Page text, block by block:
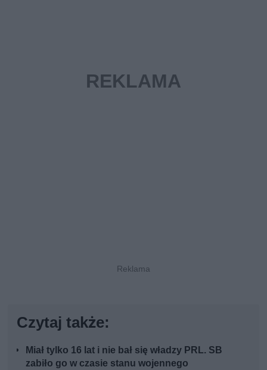
Czytaj także:
Miał tylko 16 lat i nie bał się władzy PRL. SB
zabiło go w czasie stanu wojennego